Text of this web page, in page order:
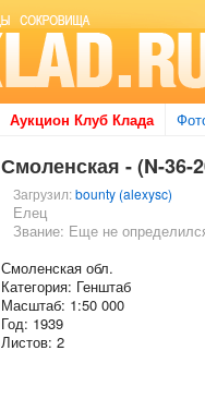
Аукцион Клуб Клада
Смоленская - (N-36-
Загрузил:bounty (alexysc)
Елец
Звание: Еще не
Смоленская обл.
Категория: Генштаб
Масштаб: 1:50 000
Год: 1939
Листов: 2